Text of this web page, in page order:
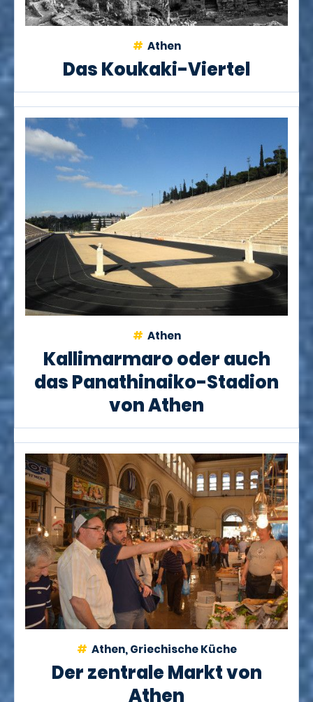
Athen
Das Koukaki-Viertel
Athen
Kallimarmaro oder auch
das Panathinaiko-Stadion
von Athen
Athen, Griechische Küche
Der zentrale Markt von
Athen